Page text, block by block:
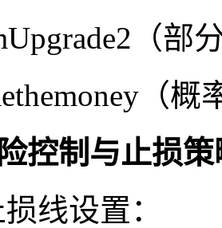
（部
（
控制与止损策
线设置：